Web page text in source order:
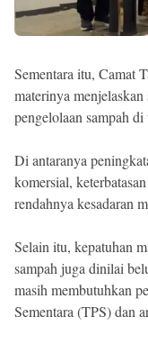
Sementara itu, Camat
materinya
pengelolaan sampah
Di antaranya
komersial,
rendahnya kesadaran
Selain itu, kepatuhan
sampah juga dinilai
masih membutuhkan
Sementara (TPS) dan